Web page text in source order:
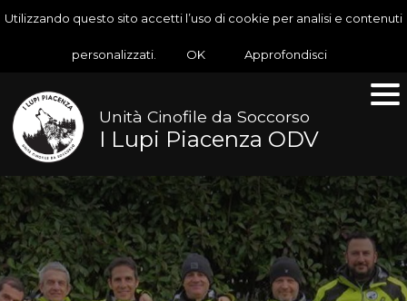
Utilizzando questo sito accetti l’uso di cookie per analisi e contenuti
personalizzati. OK Approfondisci
Unità Cinofile da Soccorso
I Lupi Piacenza ODV